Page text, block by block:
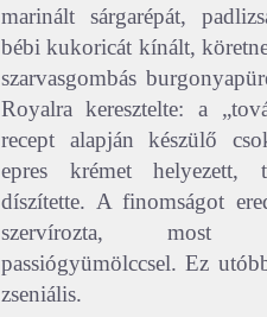
marinált sárgarépát,
bébi kukoricát kínált,
szarvasgombás
Royalra keresztelte: a
recept alapján készülő
epres krémet helyezett,
díszítette. A finomságot
szervírozta, most
passiógyümölccsel. Ez
zseniális.